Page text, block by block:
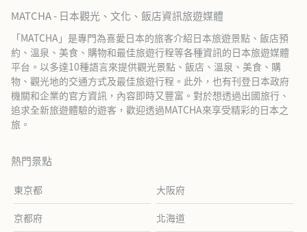
MATCHA - 日本觀光、文化、飯店資訊旅遊媒體
「MATCHA」是專門為喜愛日本的旅客介紹日本旅遊景點、飯店預
約、溫泉、美食、購物和最佳旅遊行程等各種資訊的日本旅遊媒體
平台。以多達10種語言來提供觀光景點、飯店、溫泉、美食、購
物、觀光地的交通方式及最佳旅遊行程。此外，也有刊登日本政府
機關和企業的官方資訊，內容即時又豐富。對於想透過出國旅行、
追求全新旅遊體驗的遊客，歡迎透過MATCHA來享受精彩的日本之
旅。
熱門景點
東京都 大阪府
京都府 北海道